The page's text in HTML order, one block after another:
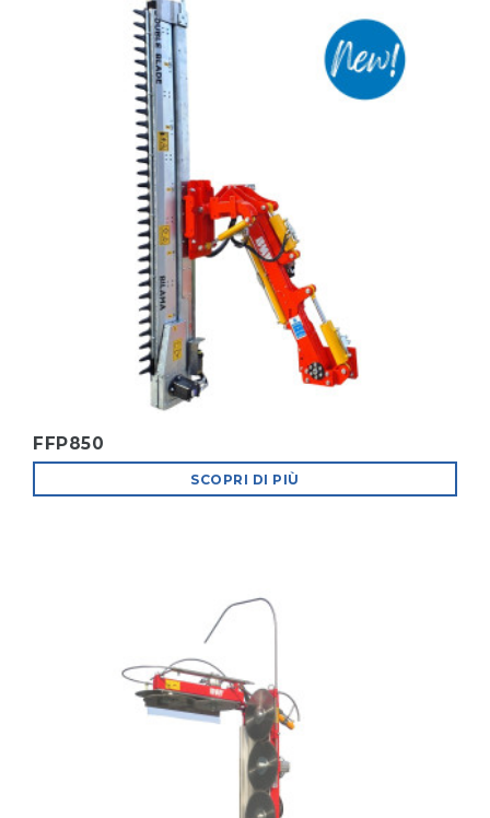
FFP850
SCOPRI DI PIÙ